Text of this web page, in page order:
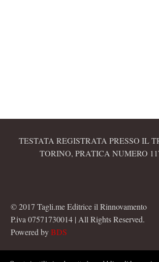
TESTATA REGISTRATA PRESSO IL
TORINO, PRATICA NUMERO
© 2017 Tagli.me Editrice il Rinnovamento
P.iva 07571730014 | All Rights Reserved.
Powered byBDS